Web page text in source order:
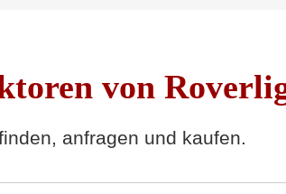
von
anfragen und kaufen.